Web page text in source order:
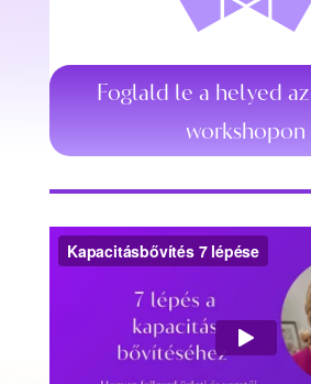
Foglald le a helyed
workshopon